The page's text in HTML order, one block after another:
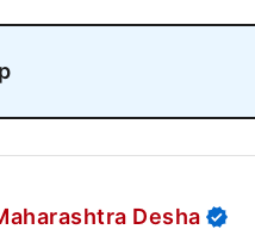
Desha